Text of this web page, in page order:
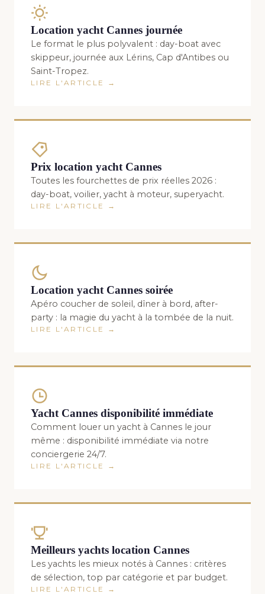
Location yacht Cannes journée
Le format le plus polyvalent : day-boat avec
skippeur, journée aux Lérins, Cap d'Antibes ou
Saint-Tropez.
LIRE L'ARTICLE →
Prix location yacht Cannes
Toutes les fourchettes de prix réelles 2026 :
day-boat, voilier, yacht à moteur, superyacht.
LIRE L'ARTICLE →
Location yacht Cannes soirée
Apéro coucher de soleil, dîner à bord, after-
party : la magie du yacht à la tombée de la nuit.
LIRE L'ARTICLE →
Yacht Cannes disponibilité immédiate
Comment louer un yacht à Cannes le jour
même : disponibilité immédiate via notre
conciergerie 24/7.
LIRE L'ARTICLE →
Meilleurs yachts location Cannes
Les yachts les mieux notés à Cannes : critères
de sélection, top par catégorie et par budget.
LIRE L'ARTICLE →